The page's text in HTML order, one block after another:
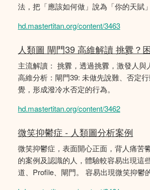
法，把「應該如何做」說為「你的天賦」
hd.mastertitan.org/content/3463
人類圖 閘門39 高維解讀 挑釁？
主流解讀： 挑釁，透過挑釁，激發人與
高維分析：閘門39: 未做先說難、否定
覺，形成潑冷水否定的行為。
hd.mastertitan.org/content/3462
微笑抑鬱症 - 人類圖分析案例
微笑抑鬱症，表面開心正面，背人痛苦
的案例及認識的人，體驗較容易出現這
道、Profile、閘門。 容易出現微笑抑鬱